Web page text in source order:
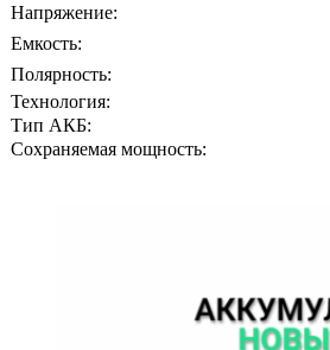
Напряжение:
Емкость:
Полярность:
Технология:
Тип АКБ:
Сохраняемая мощность: